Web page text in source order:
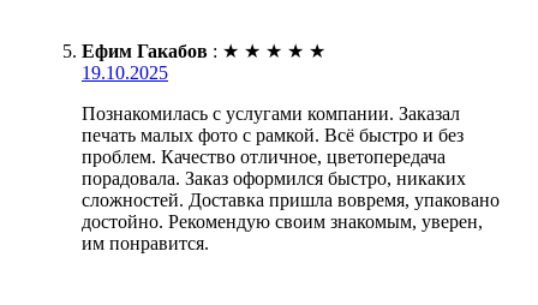
Ефим Гакабов : ★ ★ ★ ★ ★
19.10.2025
Познакомилась с услугами компании. Заказал
печать малых фото с рамкой. Всё быстро и без
проблем. Качество отличное, цветопередача
порадовала. Заказ оформился быстро, никаких
сложностей. Доставка пришла вовремя, упаковано
достойно. Рекомендую своим знакомым, уверен,
им понравится.